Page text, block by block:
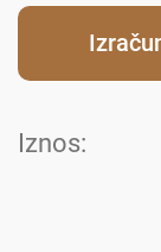
Iznos: